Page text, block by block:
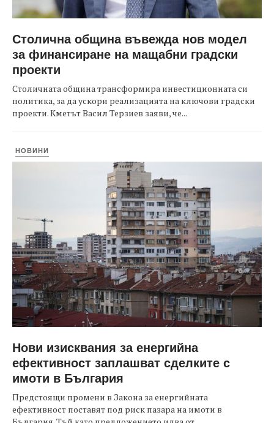
Столична община въвежда нов модел
за финансиране на мащабни градски
проекти
Столичната община трансформира инвестиционната си
политика, за да ускори реализацията на ключови градски
проекти. Кметът Васил Терзиев заяви, че...
НОВИНИ
Нови изисквания за енергийна
ефективност заплашват сделките с
имоти в България
Предстоящи промени в Закона за енергийната
ефективност поставят под риск пазара на имоти в